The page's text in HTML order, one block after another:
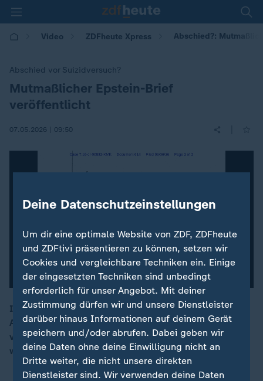
Video ZDFheute Xpress Abschied?:
Abschied vor Suizidversuch?
:Mutmaßlicher Epstein-Brief
veröffentlicht
07.05.2026 | 09:50
00:12
In den USA hat ein Gericht einen mutmaßlichen
Abschiedsbrief des Sexualstraftäters Jeffrey Epstein
veröffentlicht. Ob der Brief wirklich von ihm verfasst
wurde, konnte nicht bestätigt werden.
Deine Datenschutzeinstellungen
Um dir eine optimale Website von ZDF, ZDFheute
und ZDFtivi präsentieren zu können, setzen wir
Cookies und vergleichbare Techniken ein. Einige
der eingesetzten Techniken sind unbedingt
erforderlich für unser Angebot. Mit deiner
Zustimmung dürfen wir und unsere Dienstleister
darüber hinaus Informationen auf deinem Gerät
speichern und/oder abrufen. Dabei geben wir
deine Daten ohne deine Einwilligung nicht an
Dritte weiter, die nicht unsere direkten
Dienstleister sind. Wir verwenden deine Daten